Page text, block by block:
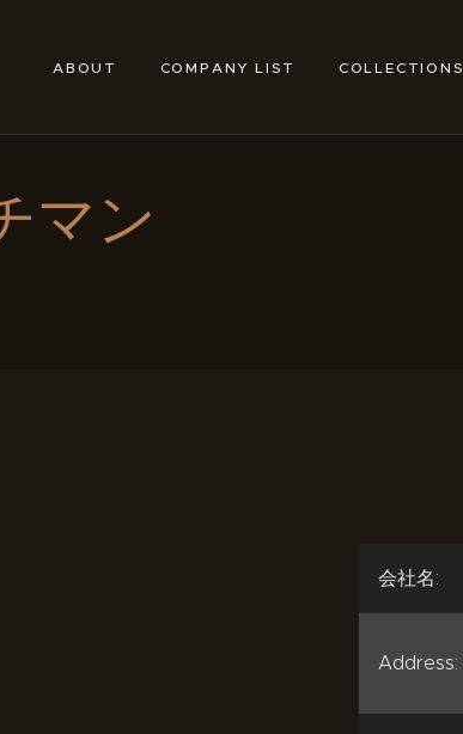
ABOUT COMPANY LIST COLLECTIONS
マン
COMPANY LIST
COLLECTIONS
LINKS
会社名:
Address: